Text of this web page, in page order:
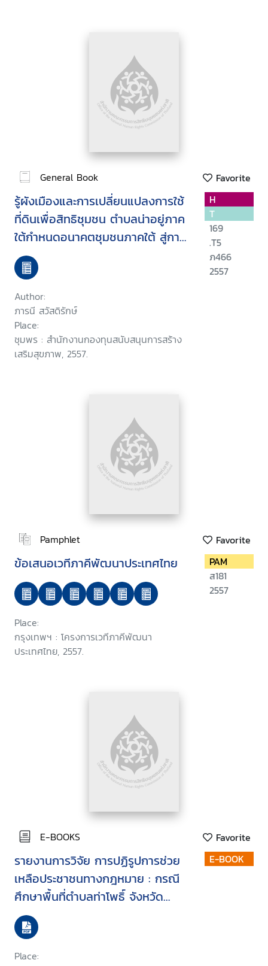
General Book Favorite
รู้ผังเมืองและการเปลี่ยนแปลงการใช้
ที่ดินเพื่อสิทธิชุมชน ตำบลน่าอยู่ภาค
ใต้กำหนดอนาคตชุมชนภาคใต้ สู่การ
ปฏิรูปประเทศไทย
Author:
ภารนี สวัสดิรักษ์
Place:
ชุมพร : สำนักงานกองทุนสนับสนุนการสร้าง
เสริมสุขภาพ, 2557.
H
T
169
.T5
ภ466
2557
Pamphlet Favorite
ข้อเสนอเวทีภาคีพัฒนาประเทศไทย
Place:
กรุงเทพฯ : โครงการเวทีภาคีพัฒนา
ประเทศไทย, 2557.
PAM
ส181
2557
E-BOOKS Favorite
รายงานการวิจัย การปฏิรูปการช่วย
เหลือประชาชนทางกฎหมาย : กรณี
ศึกษาพื้นที่ตำบลท่าโพธิ์ จังหวัด
พิษณุโลก และตำบลเข็กน้อย จังหวัด
เพชรบูรณ์
Place:
E-BOOK